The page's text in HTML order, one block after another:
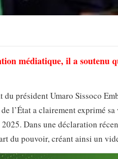
médiatique, il a soutenu
du président Umaro Sissoco
l’État a clairement exprimé
Dans une déclaration
du pouvoir, créant ainsi un